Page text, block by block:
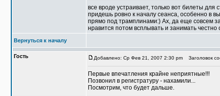
все вроде устраивает, только вот билеты
придешь ровно к началу сеанса, особенно в
прямо под трамплинами:) Ах, да еще совсем
нравится потом всплывать и занимать
Вернуться к началу
Гость Добавлено: Ср Фев 21, 2007 2:30 pm Заголовок
Первые впечатления крайне неприятные!!!
Позвонил в регистратуру - нахамили...
Посмотрим, что будет дальше.